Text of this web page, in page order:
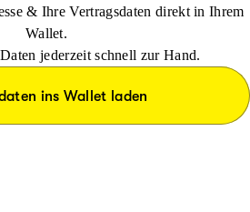
& Ihre Vertragsdaten direkt in Ihrem
Wallet.
jederzeit schnell zur Hand.
ins Wallet laden